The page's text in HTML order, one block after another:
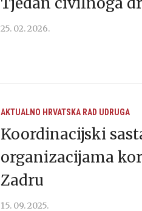
25. 02. 2026.
AKTUALNO HRVATSKA RAD UDRUGA
Koordinacijski
organizacijama
Zadru
15. 09. 2025.